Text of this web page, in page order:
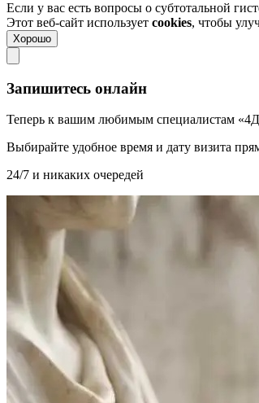
Если у вас есть вопросы о субтотальной
Этот веб-сайт использует cookies, чтобы
Хорошо
Запишитесь онлайн
Теперь к вашим любимым специалистам
Выбирайте удобное время и дату визита
24/7 и никаких очередей